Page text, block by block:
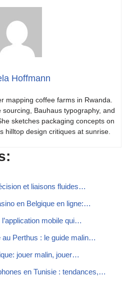
Hoffmann
mapping coffee farms in Rwanda.
Bauhaus typography, and
sketches packaging concepts on
hilltop design critiques at sunrise.
et liaisons fluides…
en Belgique en ligne:…
mobile qui…
au Perthus : le guide malin…
jouer malin, jouer…
en Tunisie : tendances,…